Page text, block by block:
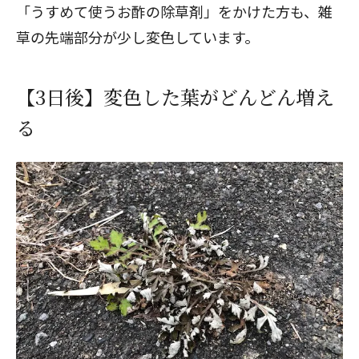
「うすめて使うお酢の除草剤」をかけた方も、雑
草の先端部分が少し変色しています。
【3日後】変色した葉がどんどん増え
る